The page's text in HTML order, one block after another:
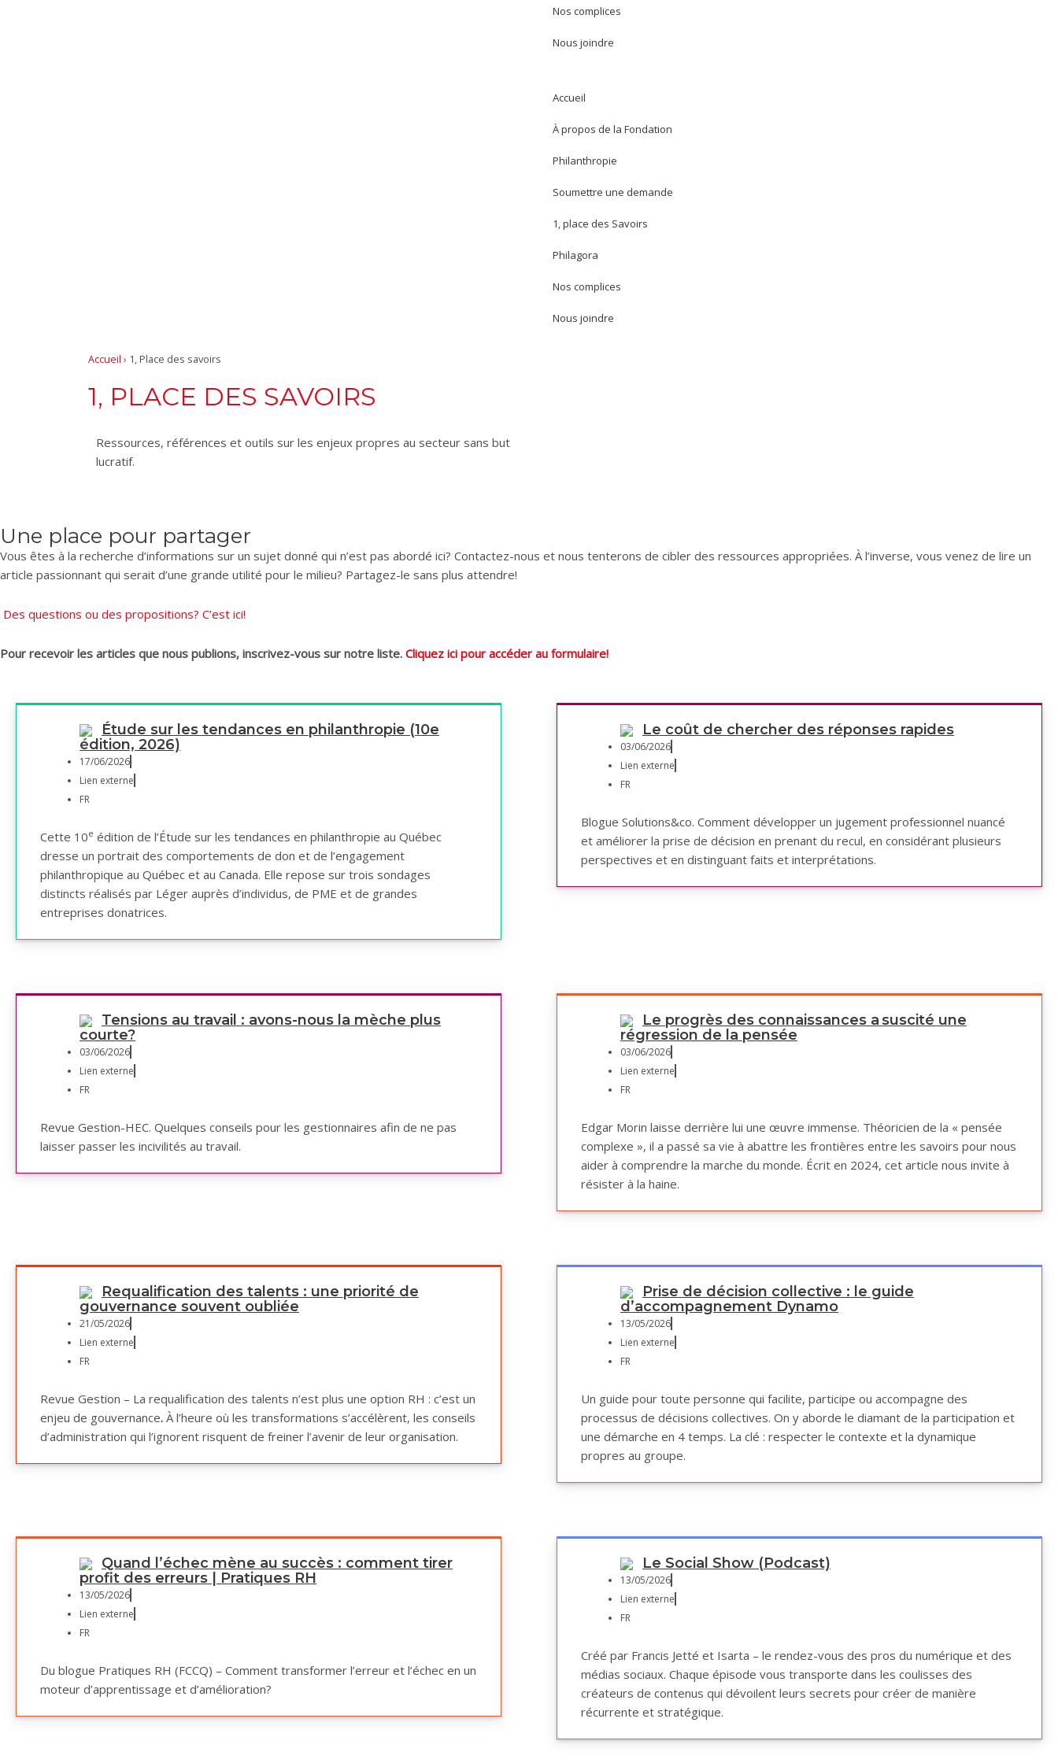
Nos complices
Nous joindre
Accueil
À propos de la Fondation
Philanthropie
Soumettre une demande
1, place des Savoirs
Philagora
Nos complices
Nous joindre
Accueil › 1, Place des savoirs
1, PLACE DES SAVOIRS
Ressources, références et outils sur les enjeux propres au secteur sans but
lucratif.
Une place pour partager
Vous êtes à la recherche d’informations sur un sujet donné qui n’est pas abordé ici? Contactez-nous et nous tenterons de cibler des ressources appropriées. À l’inverse, vous venez de lire un
article passionnant qui serait d’une grande utilité pour le milieu? Partagez-le sans plus attendre!
Des questions ou des propositions? C’est ici!
Pour recevoir les articles que nous publions, inscrivez-vous sur notre liste. Cliquez ici pour accéder au formulaire!
Étude sur les tendances en philanthropie (10e
édition, 2026)
17/06/2026
Lien externe
FR
Cette 10e édition de l’Étude sur les tendances en philanthropie au Québec
dresse un portrait des comportements de don et de l’engagement
philanthropique au Québec et au Canada. Elle repose sur trois sondages
distincts réalisés par Léger auprès d’individus, de PME et de grandes
entreprises donatrices.
Le coût de chercher des réponses rapides
03/06/2026
Lien externe
FR
Blogue Solutions&co. Comment développer un jugement professionnel nuancé
et améliorer la prise de décision en prenant du recul, en considérant plusieurs
perspectives et en distinguant faits et interprétations.
Tensions au travail : avons-nous la mèche plus
courte?
03/06/2026
Lien externe
FR
Revue Gestion-HEC. Quelques conseils pour les gestionnaires afin de ne pas
laisser passer les incivilités au travail.
Le progrès des connaissances a suscité une
régression de la pensée
03/06/2026
Lien externe
FR
Edgar Morin laisse derrière lui une œuvre immense. Théoricien de la « pensée
complexe », il a passé sa vie à abattre les frontières entre les savoirs pour nous
aider à comprendre la marche du monde. Écrit en 2024, cet article nous invite à
résister à la haine.
Requalification des talents : une priorité de
gouvernance souvent oubliée
21/05/2026
Lien externe
FR
Revue Gestion – La requalification des talents n’est plus une option RH : c’est un
enjeu de gouvernance. À l’heure où les transformations s’accélèrent, les conseils
d’administration qui l’ignorent risquent de freiner l’avenir de leur organisation.
Prise de décision collective : le guide
d’accompagnement Dynamo
13/05/2026
Lien externe
FR
Un guide pour toute personne qui facilite, participe ou accompagne des
processus de décisions collectives. On y aborde le diamant de la participation et
une démarche en 4 temps. La clé : respecter le contexte et la dynamique
propres au groupe.
Quand l’échec mène au succès : comment tirer
profit des erreurs | Pratiques RH
13/05/2026
Lien externe
FR
Du blogue Pratiques RH (FCCQ) – Comment transformer l’erreur et l’échec en un
moteur d’apprentissage et d’amélioration?
Le Social Show (Podcast)
13/05/2026
Lien externe
FR
Créé par Francis Jetté et Isarta – le rendez-vous des pros du numérique et des
médias sociaux. Chaque épisode vous transporte dans les coulisses des
créateurs de contenus qui dévoilent leurs secrets pour créer de manière
récurrente et stratégique.